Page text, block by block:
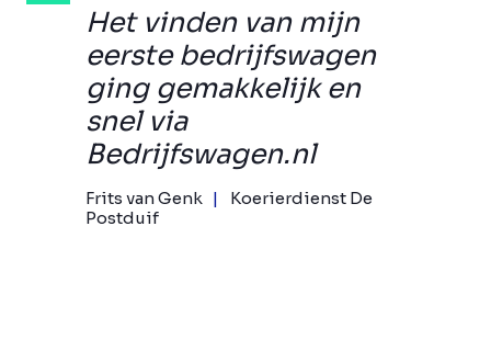
Het vinden van mijn
eerste bedrijfswagen
ging gemakkelijk en
snel via
Bedrijfswagen.nl
Frits van Genk
Koerierdienst De
Postduif